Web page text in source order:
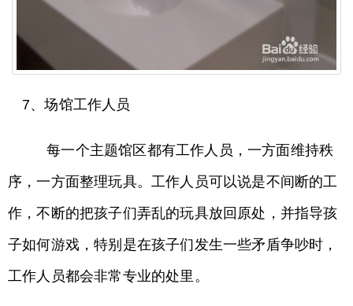
7、场馆工作人员
每一个主题馆区都有工作人员，一方面维持秩
序，一方面整理玩具。工作人员可以说是不间断的工
作，不断的把孩子们弄乱的玩具放回原处，并指导孩
子如何游戏，特别是在孩子们发生一些矛盾争吵时，
工作人员都会非常专业的处里。